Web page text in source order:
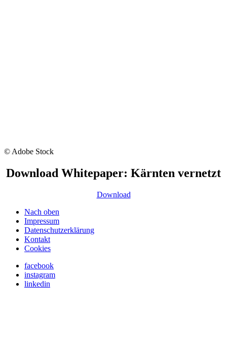
© Adobe Stock
Download Whitepaper: Kärnten vernetzt
Download
Nach oben
Impressum
Datenschutzerklärung
Kontakt
Cookies
facebook
instagram
linkedin